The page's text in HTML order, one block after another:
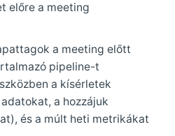
előre a meeting
a meeting előtt
pipeline-t
a kísérletek
a hozzájuk
és a múlt heti metrikákat